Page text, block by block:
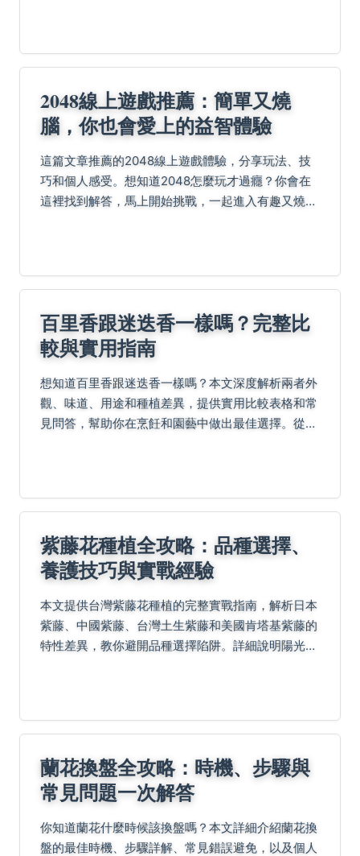
2048線上遊戲推薦：簡單又燒
腦，你也會愛上的益智體驗
這篇文章推薦的2048線上遊戲體驗，分享玩法、技
巧和個人感受。想知道2048怎麼玩才過癮？你會在
這裡找到解答，馬上開始挑戰，一起進入有趣又燒腦
百里香跟迷迭香一樣嗎？完整比
較與實用指南
想知道百里香跟迷迭香一樣嗎？本文深度解析兩者外
觀、味道、用途和種植差異，提供實用比較表格和常
見問答，幫助你在烹飪和園藝中做出最佳選擇。從基
紫藤花種植全攻略：品種選擇、
養護技巧與實戰經驗
本文提供台灣紫藤花種植的完整實戰指南，解析日本
紫藤、中國紫藤、台灣土生紫藤和美國肯塔基紫藤的
特性差異，教你避開品種選擇陷阱。詳細說明陽光需
蘭花換盤全攻略：時機、步驟與
常見問題一次解答
你知道蘭花什麼時候該換盤嗎？本文詳細介紹蘭花換
盤的最佳時機、步驟詳解、常見錯誤避免，以及個人